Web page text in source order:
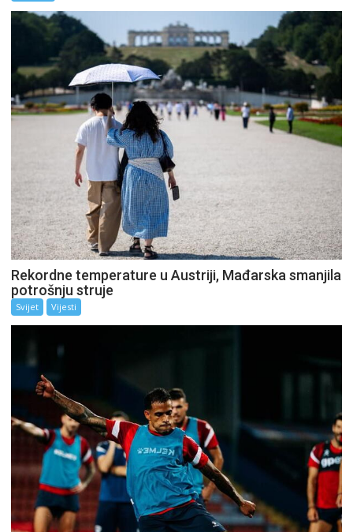
Rekordne temperature u Austriji, Mađarska smanjila
potrošnju struje
Svijet Vijesti